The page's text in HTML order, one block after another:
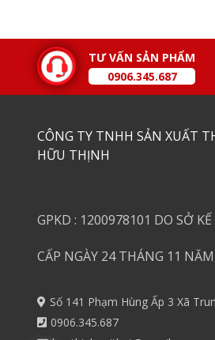
TƯ VẤN SẢN PHẨM
0906.345.687
CÔNG TY TNHH SẢN XUẤT
HỮU THỊNH
GPKD : 1200978101 DO SỞ
CẤP NGÀY 24 THÁNG 11
Số 141 Phạm Hùng Ấp 3 Xã
0906.345.687